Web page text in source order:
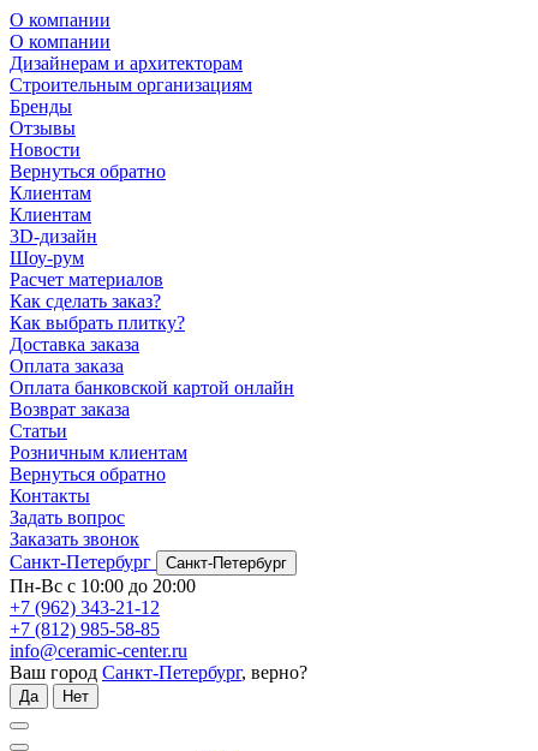
О компании
О компании
Дизайнерам и архитекторам
Строительным организациям
Бренды
Отзывы
Новости
Вернуться обратно
Клиентам
Клиентам
3D-дизайн
Шоу-рум
Расчет материалов
Как сделать заказ?
Как выбрать плитку?
Доставка заказа
Оплата заказа
Оплата банковской картой онлайн
Возврат заказа
Статьи
Розничным клиентам
Вернуться обратно
Контакты
Задать вопрос
Заказать звонок
Санкт-Петербург
Санкт-Петербург
Пн-Вс с 10:00 до 20:00
+7 (962) 343-21-12
+7 (812) 985-58-85
info@ceramic-center.ru
Ваш город Санкт-Петербург, верно?
Да Нет